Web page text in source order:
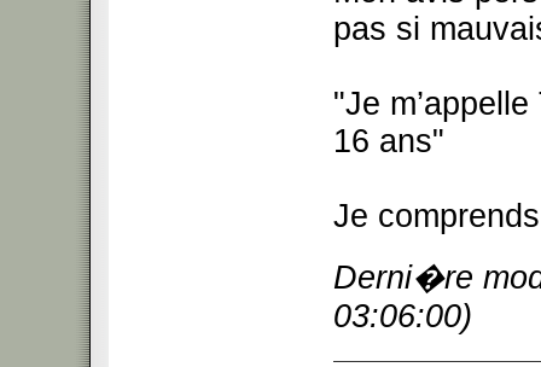
pas si
"Je
16 ans"
Je
Derni�re
03:06:00)